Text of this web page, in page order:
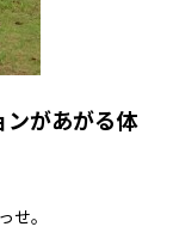
ンがあがる体
せ。